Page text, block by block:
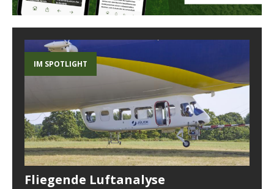
IM SPOTLIGHT
Fliegende Luftanalyse